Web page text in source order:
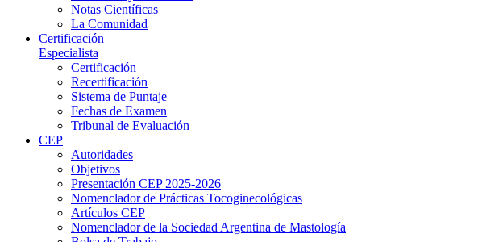
Notas Científicas
La Comunidad
Certificación
Especialista
Certificación
Recertificación
Sistema de Puntaje
Fechas de Examen
Tribunal de Evaluación
CEP
Autoridades
Objetivos
Presentación CEP 2025-2026
Nomenclador de Prácticas Tocoginecológicas
Artículos CEP
Nomenclador de la Sociedad Argentina de Mastología